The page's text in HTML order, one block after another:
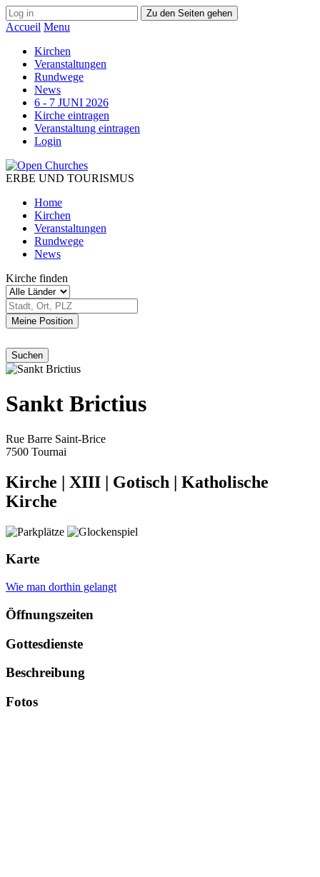
Zu den Seiten gehen
Accueil Menu
Kirchen
Veranstaltungen
Rundwege
News
6 - 7 JUNI 2026
Kirche eintragen
Veranstaltung eintragen
Login
ERBE UND TOURISMUS
Home
Kirchen
Veranstaltungen
Rundwege
News
Kirche finden
Meine Position
Sankt Brictius
Rue Barre Saint-Brice
7500 Tournai
Kirche | XIII | Gotisch | Katholische
Kirche
Karte
Wie man dorthin gelangt
Öffnungszeiten
Gottesdienste
Beschreibung
Fotos